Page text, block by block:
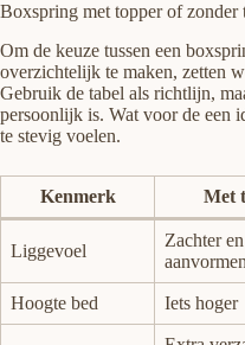
Boxspring met topper of zonder
Om de keuze tussen een
overzichtelijk te maken, zetten
Gebruik de tabel als richtlijn,
persoonlijk is. Wat voor de een
te stevig voelen.
Kenmerk Met
Liggevoel
Zachter en
Hoogte bed Iets hoger